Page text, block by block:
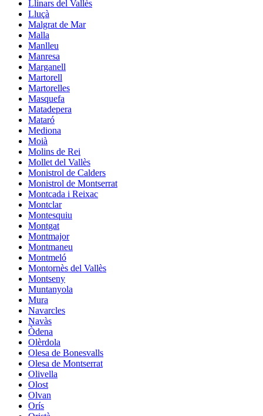
Llinars del Vallès
Lluçà
Malgrat de Mar
Malla
Manlleu
Manresa
Marganell
Martorell
Martorelles
Masquefa
Matadepera
Mataró
Mediona
Moià
Molins de Rei
Mollet del Vallès
Monistrol de Calders
Monistrol de Montserrat
Montcada i Reixac
Montclar
Montesquiu
Montgat
Montmajor
Montmaneu
Montmeló
Montornès del Vallès
Montseny
Muntanyola
Mura
Navarcles
Navàs
Òdena
Olèrdola
Olesa de Bonesvalls
Olesa de Montserrat
Olivella
Olost
Olvan
Orís